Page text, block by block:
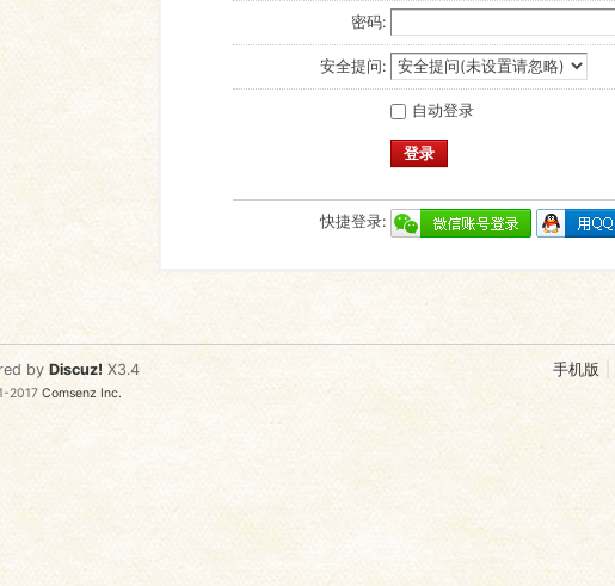
密码:
安全提问:
自动登录
登录
快捷登录:
手机版
by Discuz! X3.4
2017Comsenz Inc.